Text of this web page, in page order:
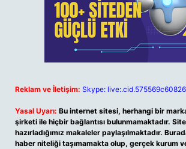
Reklam ve İletişim: Skype:
Yasal Uyarı: Bu internet sitesi, herhangi bir
şirketi ile hiçbir bağlantısı bulunmamaktadır.
hazırladığımız makaleler paylaşılmaktadır.
haber niteliği taşımamakta olup, gerçek kurum